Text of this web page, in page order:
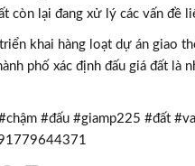
còn lại đang xử lý các vấn đề
khai hàng loạt dự án giao
phố xác định đấu giá đất là
#đấu #giamp225 #đất